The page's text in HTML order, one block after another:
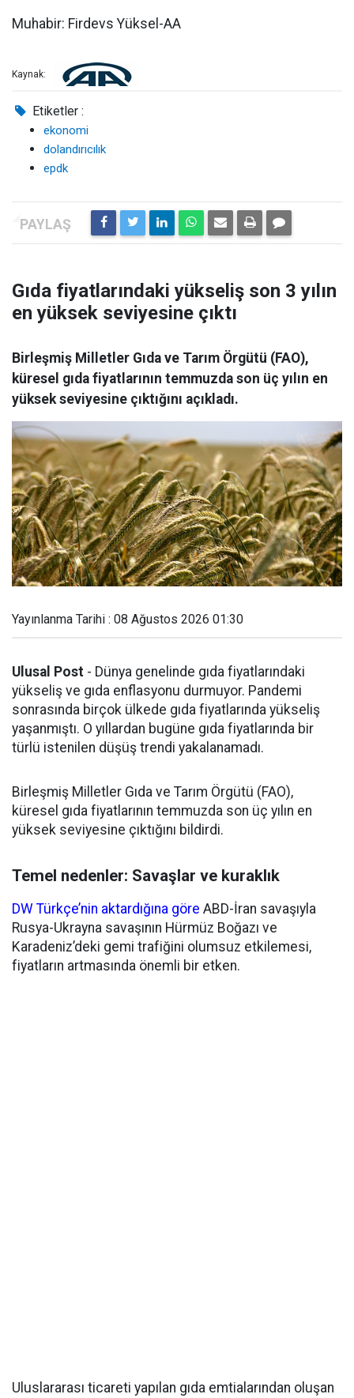
Muhabir: Firdevs Yüksel-AA
Kaynak:
Etiketler :
ekonomi
dolandırıcılık
epdk
Gıda fiyatlarındaki yükseliş son 3 yılın
en yüksek seviyesine çıktı
Birleşmiş Milletler Gıda ve Tarım Örgütü (FAO),
küresel gıda fiyatlarının temmuzda son üç yılın en
yüksek seviyesine çıktığını açıkladı.
Yayınlanma Tarihi : 08 Ağustos 2026 01:30
Ulusal Post - Dünya genelinde gıda fiyatlarındaki
yükseliş ve gıda enflasyonu durmuyor. Pandemi
sonrasında birçok ülkede gıda fiyatlarında yükseliş
yaşanmıştı. O yıllardan bugüne gıda fiyatlarında bir
türlü istenilen düşüş trendi yakalanamadı.
Birleşmiş Milletler Gıda ve Tarım Örgütü (FAO),
küresel gıda fiyatlarının temmuzda son üç yılın en
yüksek seviyesine çıktığını bildirdi.
Temel nedenler: Savaşlar ve kuraklık
DW Türkçe’nin aktardığına göre ABD-İran savaşıyla
Rusya-Ukrayna savaşının Hürmüz Boğazı ve
Karadeniz’deki gemi trafiğini olumsuz etkilemesi,
fiyatların artmasında önemli bir etken.
Uluslararası ticareti yapılan gıda emtialarından oluşan